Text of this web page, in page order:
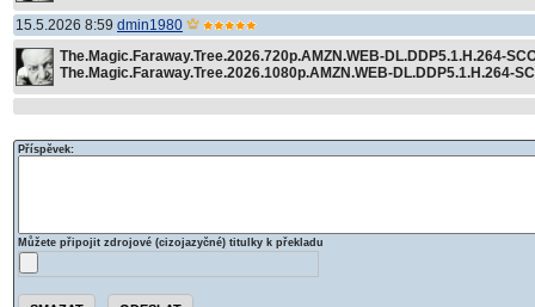
15.5.2026 8:59 dmin1980
The.Magic.Faraway.Tree.2026.720p.AMZN.WEB-DL.DDP5.1.H.264-
The.Magic.Faraway.Tree.2026.1080p.AMZN.WEB-DL.DDP5.1.H.264-
Příspěvek:
Můžete připojit zdrojové (cizojazyčné) titulky k překladu